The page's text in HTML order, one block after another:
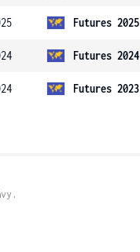
Futures 2025
Futures 2024
Futures 2023